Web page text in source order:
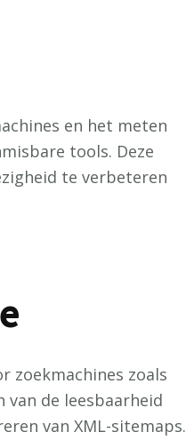
en het meten
tools. Deze
te verbeteren
zoekmachines zoals
van de leesbaarheid
van XML-sitemaps.